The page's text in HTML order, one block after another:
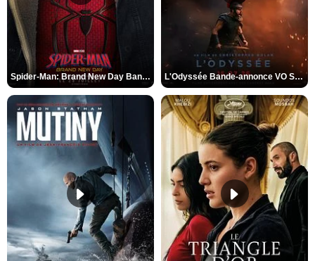
Spider-Man: Brand New Day Bande-annonce VO STFR L'Odyssée Bande-annonce VO STFR